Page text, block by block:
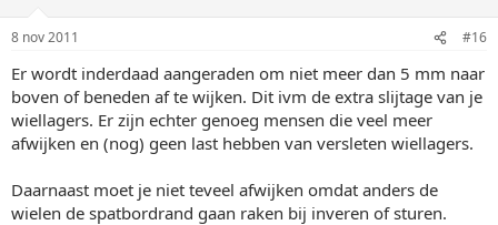
8 nov 2011 #16
Er wordt inderdaad aangeraden om niet meer dan 5 mm naar
boven of beneden af te wijken. Dit ivm de extra slijtage van je
wiellagers. Er zijn echter genoeg mensen die veel meer
afwijken en (nog) geen last hebben van versleten wiellagers.
Daarnaast moet je niet teveel afwijken omdat anders de
wielen de spatbordrand gaan raken bij inveren of sturen.